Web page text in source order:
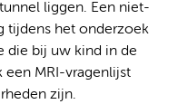
liggen. Een niet-
tijdens het onderzoek
die bij uw kind in de
MRI-vragenlijst
zijn.